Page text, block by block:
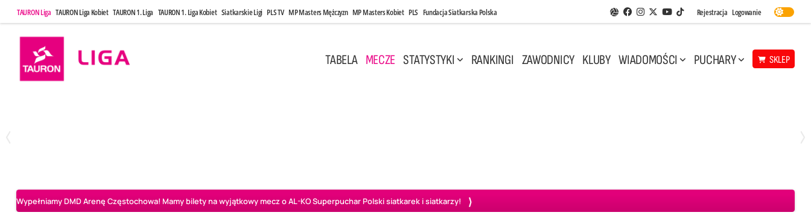
TAURON Liga TAURON Liga Kobiet TAURON 1. Liga TAURON 1. Liga Kobiet Siatkarskie Ligi PLS TV MP Masters Mężczyzn MP Masters Kobiet PLS Fundacja Siatkarska Polska Aplikacja Siatkarskie Ligi
Facebook
Instagram
Twitter
Youtube
TikTok
Rejestracja Logowanie
TABELA MECZE STATYSTYKI RANKINGI ZAWODNICY KLUBY WIADOMOŚCI PUCHARY SKLEP
Wypełniamy DMD Arenę Częstochowa! Mamy bilety na wyjątkowy mecz o AL-KO Superpuchar Polski siatkarek i siatkarzy!